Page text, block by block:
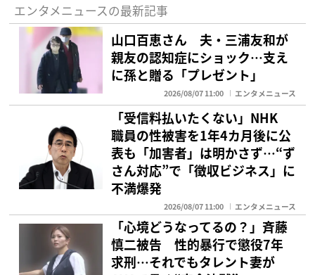
エンタメニュースの最新記事
山口百恵さん 夫・三浦友和が
親友の認知症にショック…支え
に孫と贈る「プレゼント」
2026/08/07 11:00 エンタメニュース
「受信料払いたくない」NHK
職員の性被害を1年4カ月後に公
表も「加害者」は明かさず…“ず
さん対応”で「徴収ビジネス」に
不満爆発
2026/08/07 11:00 エンタメニュース
「心境どうなってるの？」斉藤
慎二被告 性的暴行で懲役7年
求刑…それでもタレント妻が